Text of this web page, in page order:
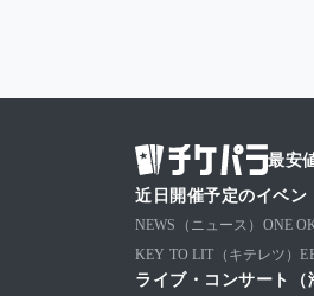
最安
近日開催予定のイベン
NEWS（ニュース） ONE
KEY TO LIT（キテレツ）
ライブ・コンサート（